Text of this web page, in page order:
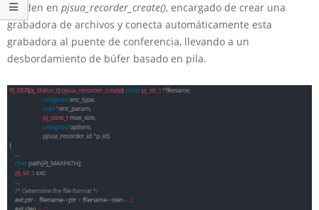
residen en pjsua_recorder_create(), encargado de crear una
grabadora de archivos y conecta automáticamente esta
grabadora al puente de conferencia, llevando a un
desbordamiento de búfer basado en pila.